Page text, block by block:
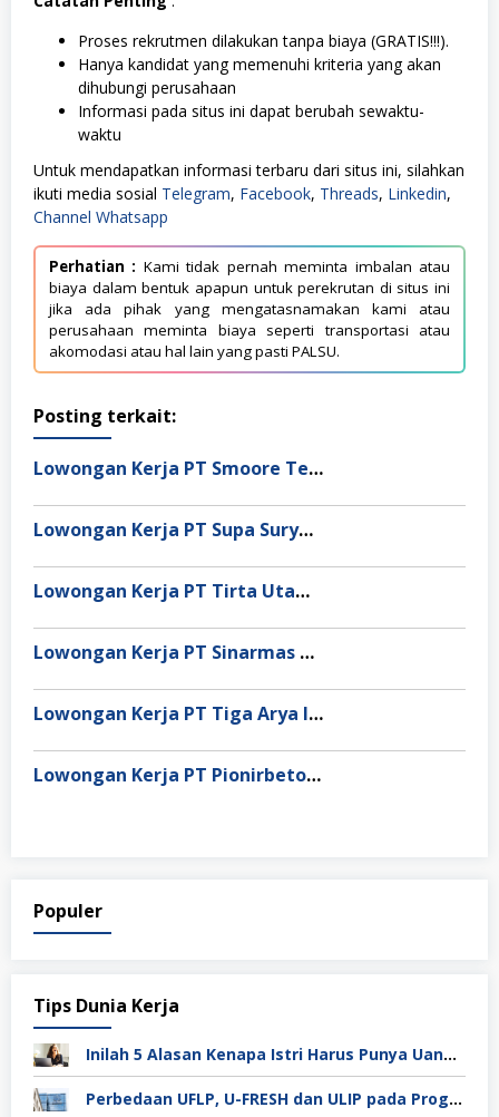
Proses rekrutmen dilakukan tanpa biaya (GRATIS!!!).
Hanya kandidat yang memenuhi kriteria yang akan
dihubungi perusahaan
Informasi pada situs ini dapat berubah sewaktu-
waktu
Untuk mendapatkan informasi terbaru dari situs ini, silahkan
ikuti media sosial Telegram, Facebook, Threads, Linkedin,
Channel Whatsapp
Perhatian : Kami tidak pernah meminta imbalan atau
biaya dalam bentuk apapun untuk perekrutan di situs ini
jika ada pihak yang mengatasnamakan kami atau
perusahaan meminta biaya seperti transportasi atau
akomodasi atau hal lain yang pasti PALSU.
Posting terkait:
Lowongan Kerja PT Smoore Technology Indonesia
Lowongan Kerja PT Supa Surya Niaga
Lowongan Kerja PT Tirta Utama Abadi
Lowongan Kerja PT Sinarmas Distribusi Nusantara
Lowongan Kerja PT Tiga Arya Inggil
Lowongan Kerja PT Pionirbeton Industri
Populer
Tips Dunia Kerja
Inilah 5 Alasan Kenapa Istri Harus Punya Uang Sendiri Setelah Menikah
Perbedaan UFLP, U-FRESH dan ULIP pada Program Unilever